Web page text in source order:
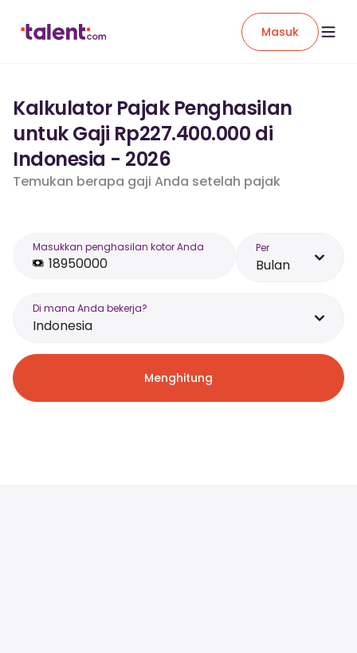
Masuk
Kalkulator Pajak Penghasilan
untuk Gaji Rp227.400.000 di
Indonesia - 2026
Temukan berapa gaji Anda setelah pajak
Masukkan penghasilan kotor Anda Per
Bulan
Di mana Anda bekerja?
Indonesia
Menghitung